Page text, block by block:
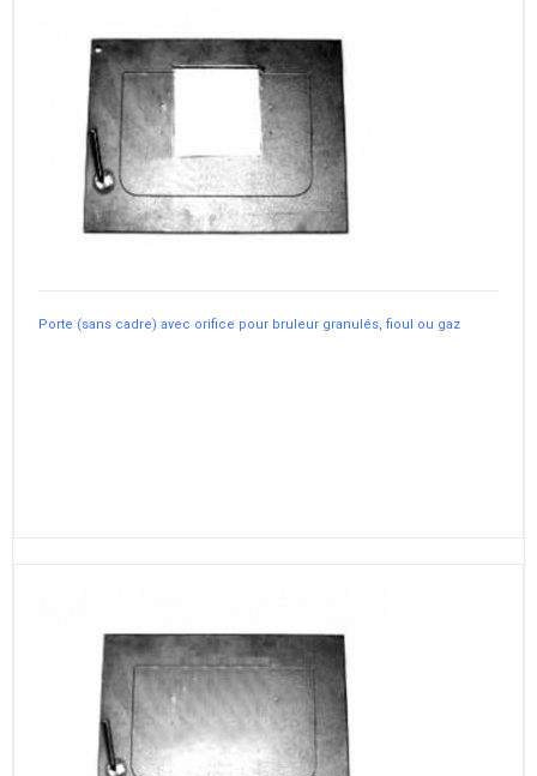
Porte (sans cadre) avec orifice pour bruleur granulés, fioul ou gaz